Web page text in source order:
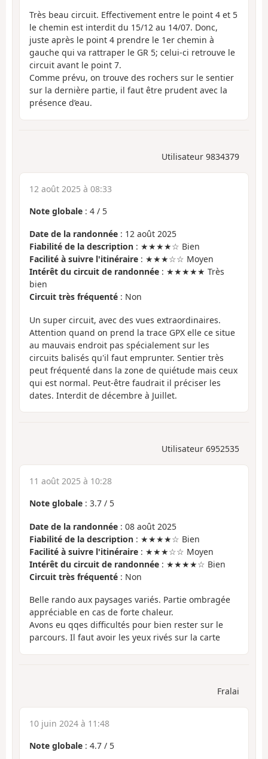
Très beau circuit. Effectivement entre le point 4 et 5
le chemin est interdit du 15/12 au 14/07. Donc,
juste après le point 4 prendre le 1er chemin à
gauche qui va rattraper le GR 5; celui-ci retrouve le
circuit avant le point 7.
Comme prévu, on trouve des rochers sur le sentier
sur la dernière partie, il faut être prudent avec la
présence d’eau.
Utilisateur 9834379
12 août 2025 à 08:33
Note globale : 4 / 5
Date de la randonnée : 12 août 2025
Fiabilité de la description : ★★★★☆ Bien
Facilité à suivre l'itinéraire : ★★★☆☆ Moyen
Intérêt du circuit de randonnée : ★★★★★ Très
bien
Circuit très fréquenté : Non
Un super circuit, avec des vues extraordinaires.
Attention quand on prend la trace GPX elle ce situe
au mauvais endroit pas spécialement sur les
circuits balisés qu'il faut emprunter. Sentier très
peut fréquenté dans la zone de quiétude mais ceux
qui est normal. Peut-être faudrait il préciser les
dates. Interdit de décembre à Juillet.
Utilisateur 6952535
11 août 2025 à 10:28
Note globale : 3.7 / 5
Date de la randonnée : 08 août 2025
Fiabilité de la description : ★★★★☆ Bien
Facilité à suivre l'itinéraire : ★★★☆☆ Moyen
Intérêt du circuit de randonnée : ★★★★☆ Bien
Circuit très fréquenté : Non
Belle rando aux paysages variés. Partie ombragée
appréciable en cas de forte chaleur.
Avons eu qqes difficultés pour bien rester sur le
parcours. Il faut avoir les yeux rivés sur la carte
Fralai
10 juin 2024 à 11:48
Note globale : 4.7 / 5